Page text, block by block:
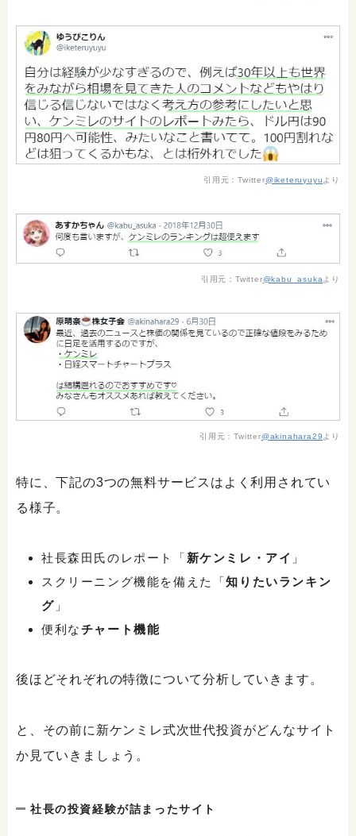
引用元：Twitter@iketeruyuyuより
引用元：Twitter@kabu_asukaより
引用元：Twitter@akinahara29 より
特に、下記の3つの無料サービスはよく利用されてい
る様子。
社長森田氏のレポート「 新ケンミレ・アイ 」
スクリーニング機能を備えた「知りたいランキン
グ 」
便利なチャート機能
後ほどそれぞれの特徴について分析していきます。
と、その前に新ケンミレ式次世代投資がどんなサイト
か見ていきましょう。
社長の投資経験が詰まったサイト